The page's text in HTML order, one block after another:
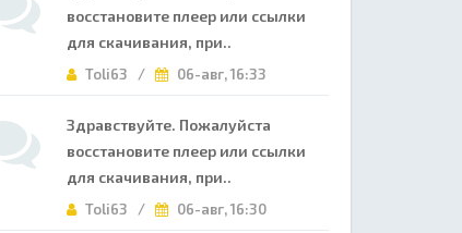
восстановите плеер или ссылки
для скачивания, при..
Toli63 / 06-авг, 16:33
Здравствуйте. Пожалуйста
восстановите плеер или ссылки
для скачивания, при..
Toli63 / 06-авг, 16:30